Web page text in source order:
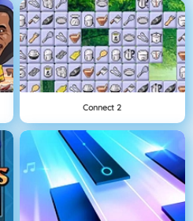
Connect 2